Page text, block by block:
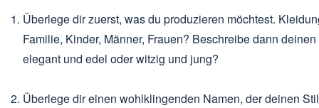
Überlege dir zuerst, was du produzieren möchtest.
Familie, Kinder, Männer, Frauen? Beschreibe dann
elegant und edel oder witzig und jung?
Überlege dir einen wohlklingenden Namen, der deinen